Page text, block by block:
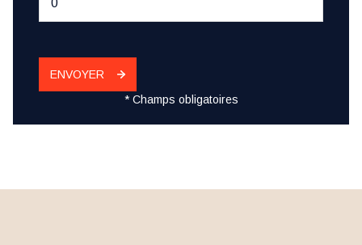
ENVOYER
* Champs obligatoires